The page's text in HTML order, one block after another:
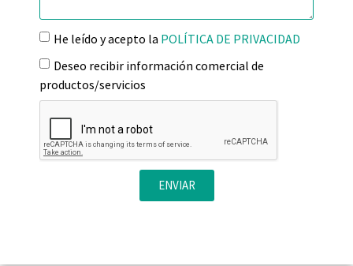
He leído y acepto la POLÍTICA DE PRIVACIDAD
Deseo recibir información comercial de
productos/servicios
ENVIAR